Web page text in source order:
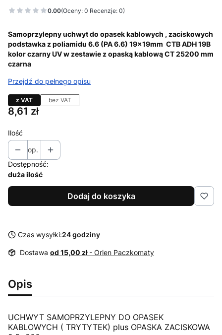
0.00(Oceny: 0 Recenzje: 0)
Samoprzylepny uchwyt do opasek kablowych , zaciskowych
podstawka z poliamidu 6.6 (PA 6.6) 19x19mm CTB ADH 19B
kolor czarny UV w zestawie z opaską kablową CT 25200 mm
czarna
Przejdź do pełnego opisu
z VAT bez VAT
Cena
8,61 zł
Ilość
op.
Dostępność:
duża ilość
Dodaj do koszyka
Czas wysyłki:24 godziny
Dostawa od 15,00 zł - Orlen Paczkomaty
Opis
UCHWYT SAMOPRZYLEPNY DO OPASEK
KABLOWYCH ( TRYTYTEK) plus OPASKA ZACISKOWA